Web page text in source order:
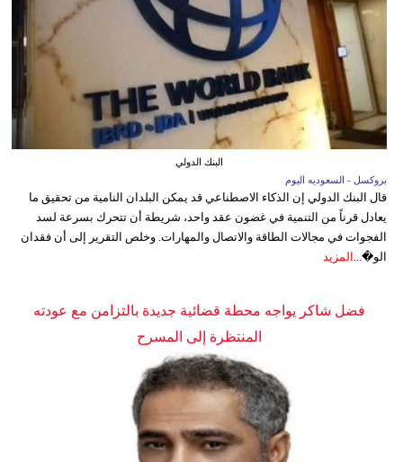
البنك الدولي
بروكسل - السعوديه اليوم
قال البنك الدولي إن الذكاء الاصطناعي قد يمكن البلدان النامية من تحقيق ما
يعادل قرناً من التنمية في غضون عقد واحد، شريطة أن تتحرك بسرعة لسد
الفجوات في مجالات الطاقة والاتصال والمهارات. وخلص التقرير إلى أن فقدان
الو�... المزيد
فضل شاكر يواجه محطة قضائية جديدة بالتزامن مع عودته
المنتظرة إلى المسرح